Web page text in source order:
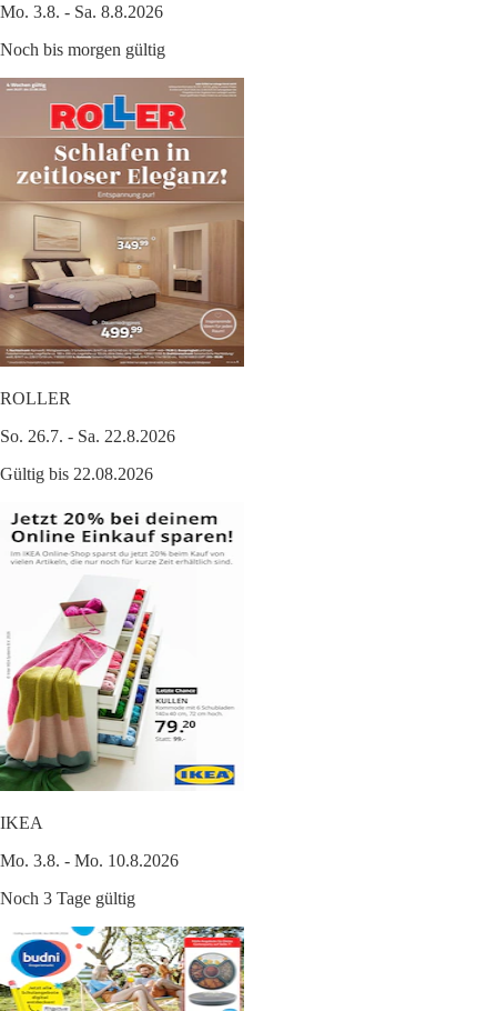
Mo. 3.8. - Sa. 8.8.2026
Noch bis morgen gültig
ROLLER
So. 26.7. - Sa. 22.8.2026
Gültig bis 22.08.2026
IKEA
Mo. 3.8. - Mo. 10.8.2026
Noch 3 Tage gültig